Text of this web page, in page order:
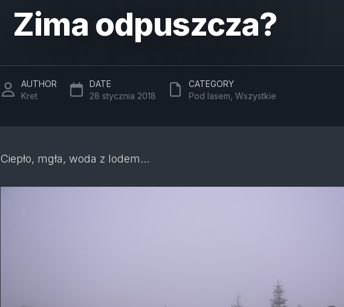
Zima odpuszcza?
AUTHOR
Kret
DATE
28 stycznia 2018
CATEGORY
Pod lasem Wszystkie
Ciepło, mgła, woda z lodem…